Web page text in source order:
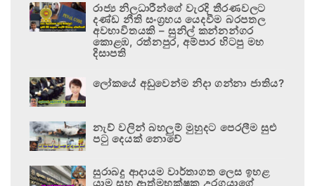
රාජ්‍ය නිලධාරීන්ගේ වැරදි තීරණවලට
දණ්ඩ නීති සංග්‍රහය යෙදවීම බරපතල
අවභාවිතයකි – සුනිල් කන්නන්ගර
කොළඹ, රත්නපුර, අම්පාර හිටපු මහ
දිසාපති
ලෝකයේ අඩුවෙන්ම නිදා ගන්නා ජාතිය?
නැව් වලින් බහලුම් මුහුදට පෙරලීම සුළු
පටු දෙයක් නොවේ
සුරාබදු ආදායම වාර්තාගත ලෙස ඉහළ
යාම සහ ආත්මභක්ෂක උරගයාගේ